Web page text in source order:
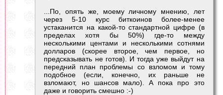
...По, опять же, моему личному мнению, лет
через 5-10 курс биткоинов более-менее
устаканится на какой-то стандартной цифре (в
пределах хотя бы 50%) где-то между
несколькими центами и несколькими сотнями
долларов (скорее второе, чем первое, но
предсказывать не готов). И тогда уже выйдут на
передний план проблемы со взломом и тому
подобное (если, конечно, их раньше не
взломают, но шансов мало). А пока про это
даже и говорить смешно :-)